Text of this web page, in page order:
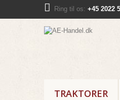
Ring til os: +45 2022
TRAKTORER